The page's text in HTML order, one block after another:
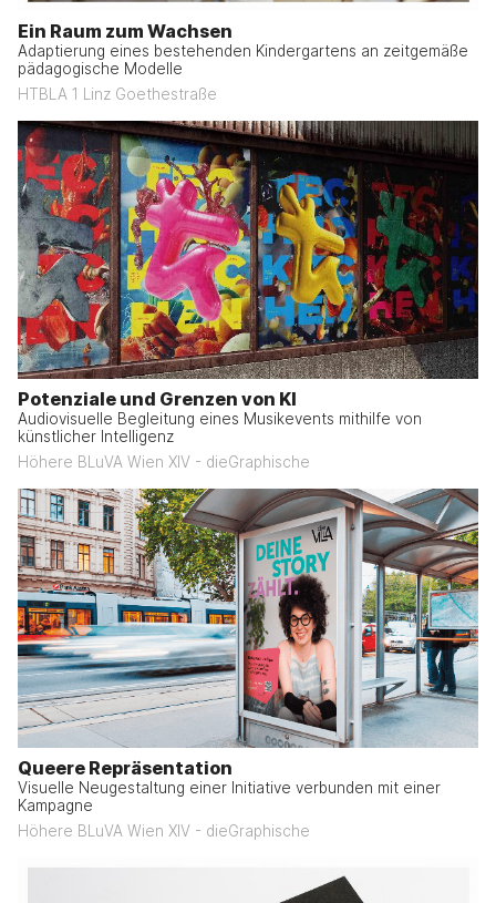
Ein Raum zum Wachsen
Adaptierung eines bestehenden Kindergartens an zeitgemäße
pädagogische Modelle
HTBLA 1 Linz Goethestraße
Potenziale und Grenzen von KI
Audiovisuelle Begleitung eines Musikevents mithilfe von
künstlicher Intelligenz
Höhere BLuVA Wien XIV - dieGraphische
Queere Repräsentation
Visuelle Neugestaltung einer Initiative verbunden mit einer
Kampagne
Höhere BLuVA Wien XIV - dieGraphische